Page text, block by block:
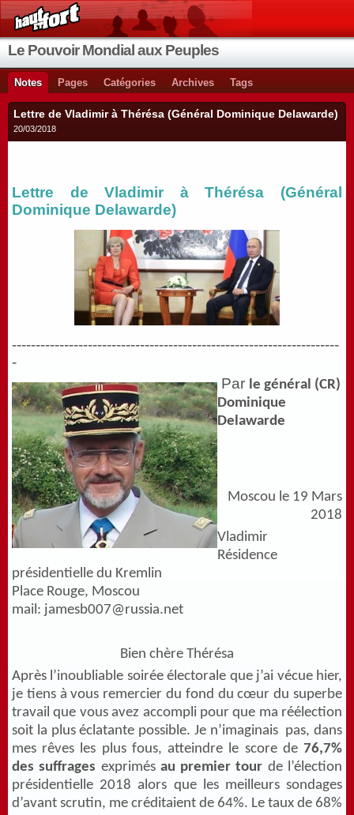
Le Pouvoir Mondial aux Peuples
Notes Pages Catégories Archives Tags
Lettre de Vladimir à Thérésa (Général Dominique Delawarde)
20/03/2018
Lettre de Vladimir à Thérésa (Général
Dominique Delawarde)
---------------------------------------------------------------------
-
Par le général (CR)
Dominique
Delawarde
Moscou le 19 Mars
2018
Vladimir
Résidence
présidentielle du Kremlin
Place Rouge, Moscou
mail: jamesb007@russia.net
Bien chère Thérésa
Après l’inoubliable soirée électorale que j’ai vécue hier,
je tiens à vous remercier du fond du cœur du superbe
travail que vous avez accompli pour que ma réélection
soit la plus éclatante possible. Je n’imaginais pas, dans
mes rêves les plus fous, atteindre le score de 76,7%
des suffrages exprimés au premier tour de l’élection
présidentielle 2018 alors que les meilleurs sondages
d’avant scrutin, me créditaient de 64%. Le taux de 68%